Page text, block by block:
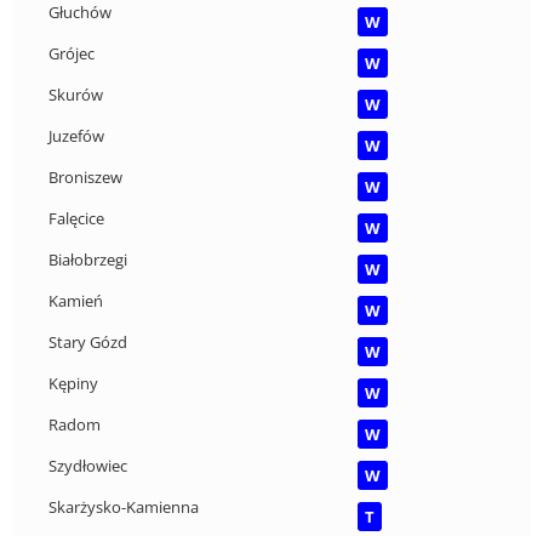
Głuchów
W
Grójec
W
Skurów
W
Juzefów
W
Broniszew
W
Falęcice
W
Białobrzegi
W
Kamień
W
Stary Gózd
W
Kępiny
W
Radom
W
Szydłowiec
W
Skarżysko-Kamienna
T